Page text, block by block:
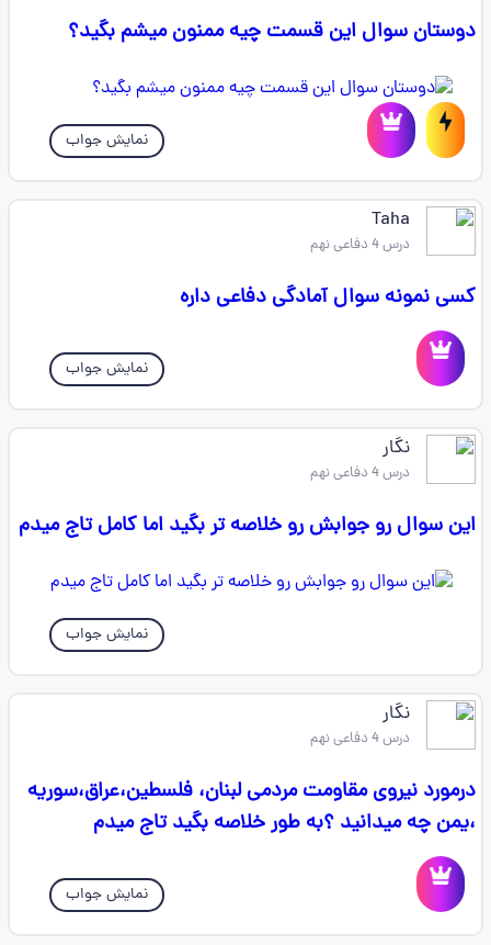
دوستان سوال این قسمت چیه ممنون میشم بگید؟
نمایش جواب
Taha
درس 4 دفاعی نهم
کسی نمونه سوال آمادگی دفاعی داره
نمایش جواب
نگار
درس 4 دفاعی نهم
این سوال رو جوابش رو خلاصه تر بگید اما کامل تاج میدم
نمایش جواب
نگار
درس 4 دفاعی نهم
درمورد نیروی مقاومت مردمی لبنان، فلسطین،عراق،سوریه
،یمن چه میدانید ؟به طور خلاصه بگید تاج میدم
نمایش جواب